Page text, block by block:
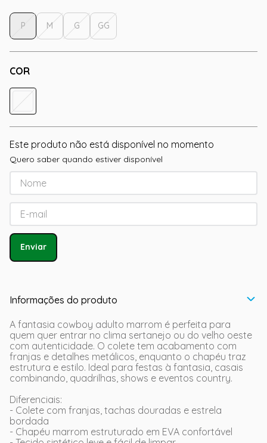
COR
P M G GG
Este produto não está disponível no momento
Quero saber quando estiver disponível
Enviar
Informações do produto
A fantasia cowboy adulto marrom é perfeita para
quem quer entrar no clima sertanejo ou do velho oeste
com autenticidade. O colete tem acabamento com
franjas e detalhes metálicos, enquanto o chapéu traz
estrutura e estilo. Ideal para festas à fantasia, casais
combinando, quadrilhas, shows e eventos country.
Diferenciais:
- Colete com franjas, tachas douradas e estrela
bordada
- Chapéu marrom estruturado em EVA confortável